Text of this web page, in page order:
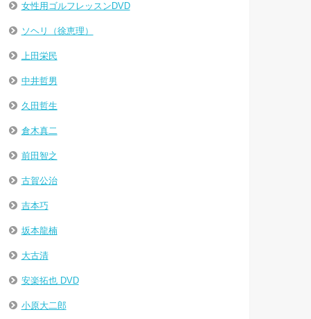
女性用ゴルフレッスンDVD
ソヘリ（徐恵理）
上田栄民
中井哲男
久田哲生
倉木真二
前田智之
古賀公治
吉本巧
坂本龍楠
大古清
安楽拓也 DVD
小原大二郎